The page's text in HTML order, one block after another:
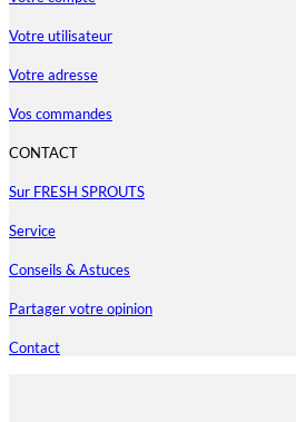
Votre utilisateur
Votre adresse
Vos commandes
CONTACT
Sur FRESH SPROUTS
Service
Conseils & Astuces
Partager votre opinion
Contact